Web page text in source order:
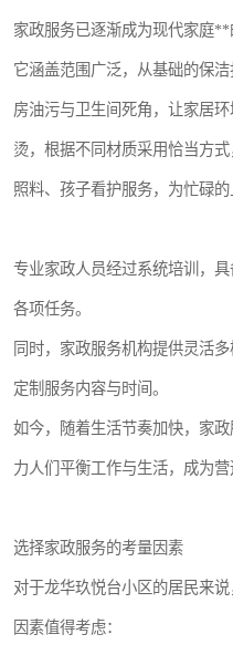
家政服务已逐渐成为现代家庭**
它涵盖范围广泛，从基础的保
房油污与卫生间死角，让家居
烫，根据不同材质采用恰当方
照料、孩子看护服务，为忙碌的
专业家政人员经过系统培训，
各项任务。
同时，家政服务机构提供灵活
定制服务内容与时间。
如今，随着生活节奏加快，家
力人们平衡工作与生活，成为
选择家政服务的考量因素
对于龙华玖悦台小区的居民来
因素值得考虑：